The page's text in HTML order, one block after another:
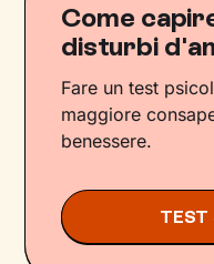
Come
disturbi
Fare un test
maggiore
benessere.
TEST